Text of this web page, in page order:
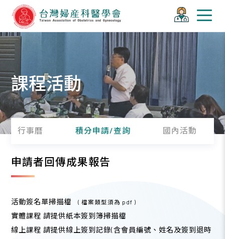
課程活動
行事曆 積分申請/查詢 國內活動
申請者回傳成果報告
活動簽名單掃描檔 ( 檔案類型須為 pdf )
實體課程 請提供紙本簽到簿掃描檔
線上課程 請提供線上簽到記錄(含會員編號、姓名及簽到退時